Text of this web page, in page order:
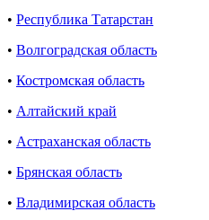
• Республика Татарстан
• Волгоградская область
• Костромская область
• Алтайский край
• Астраханская область
• Брянская область
• Владимирская область